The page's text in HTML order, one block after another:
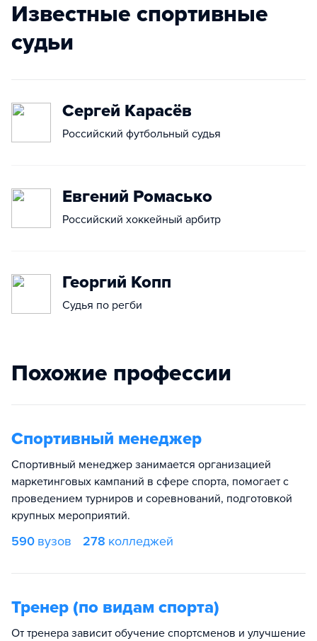
Известные спортивные
судьи
Сергей Карасёв
Российский футбольный судья
Евгений Ромасько
Российский хоккейный арбитр
Георгий Копп
Судья по регби
Похожие профессии
Спортивный менеджер
Спортивный менеджер занимается организацией
маркетинговых кампаний в сфере спорта, помогает с
проведением турниров и соревнований, подготовкой
крупных мероприятий.
590 вузов 278 колледжей
Тренер (по видам спорта)
От тренера зависит обучение спортсменов и улучшение